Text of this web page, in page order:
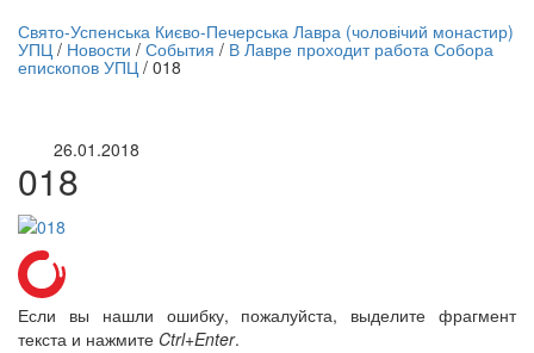
трансляция | 12 сентября
трансляции
Свято-Успенська Києво-Печерська Лавра (чоловічий монастир)
УПЦ / Новости / События / В Лавре проходит работа Собора
епископов УПЦ / 018
26.01.2018
018
Если вы нашли ошибку, пожалуйста, выделите фрагмент
текста и нажмите Ctrl+Enter.